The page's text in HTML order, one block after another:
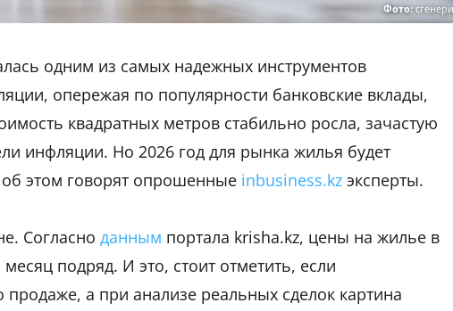
Фото:
одним из самых надежных инструментов
опережая по популярности банковские вклады,
квадратных метров стабильно росла, зачастую
инфляции. Но 2026 год для рынка жилья будет
этом говорят опрошенные inbusiness.kz эксперты.
Согласно данным портала krisha.kz, цены на жилье в
подряд. И это, стоит отметить, если
а при анализе реальных сделок картина